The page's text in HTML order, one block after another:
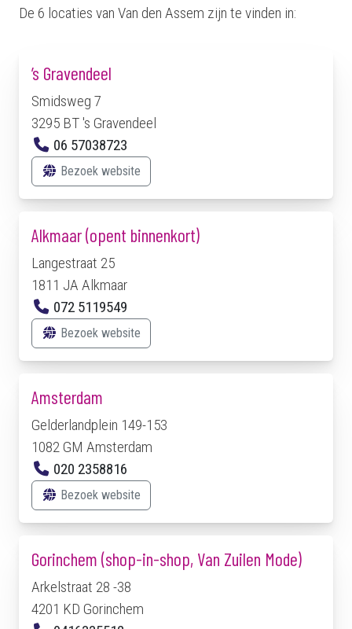
De 6 locaties van Van den Assem zijn te vinden in:
’s Gravendeel
Smidsweg 7
3295 BT 's Gravendeel
06 57038723
Bezoek website
Alkmaar (opent binnenkort)
Langestraat 25
1811 JA Alkmaar
072 5119549
Bezoek website
Amsterdam
Gelderlandplein 149-153
1082 GM Amsterdam
020 2358816
Bezoek website
Gorinchem (shop-in-shop, Van Zuilen Mode)
Arkelstraat 28 -38
4201 KD Gorinchem